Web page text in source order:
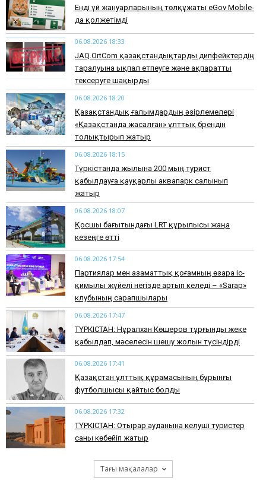
Енді үй жануарларының төлқұжаты eGov Mobile-
да қолжетімді
06.08.2026 18:33
JAQ.OrtCom қазақстандықтарды дипфейктердің
таралуына ықпал етпеуге және ақпаратты
тексеруге шақырды
06.08.2026 18:20
Қазақстандық ғалымдардың әзірлемелері
«Қазақстанда жасалған» ұлттық брендін
толықтырып жатыр
06.08.2026 18:15
Түркістанда жылына 200 мың турист
қабылдауға қауқарлы аквапарк салынып
жатыр
06.08.2026 18:07
Қосшы бағытындағы LRT құрылысы жаңа
кезеңге өтті
06.08.2026 17:54
Партиялар мен азаматтық қоғамның өзара іс-
қимылы жүйелі негізде артып келеді – «Sarap»
клубының сарапшылары
06.08.2026 17:47
ТҮРКІСТАН: Нұралхан Көшеров тұрғынды жеке
қабылдап, мәселесін шешу жолын түсіндірді
06.08.2026 17:41
Қазақстан ұлттық құрамасының бұрынғы
футболшысы қайтыс болды
06.08.2026 17:32
ТҮРКІСТАН: Отырар ауданына келуші туристер
саны көбейіп жатыр
Тағы мақалалар